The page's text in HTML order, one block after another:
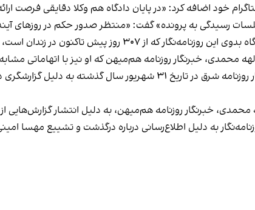
خود اضافه کرد: «در پایان دادگاه هم وکلا دقایقی فرصت
جلسات رسیدگی به پرونده» گفت: «منتظر صدور حکم در روزهای
پیش تاکنون در زندان است، حدود دو ماه پیش و اوایل خرداد ماه برگزار شد.
محمدی،‌ خبرنگار روزنامه هم‌میهن که او نیز با اتهاماتی
نیلوفر حامدی، خبرنگار روزنامه شرق در تاریخ ۳۱
خبرنگار روزنامه هم‌میهن، به دلیل انتشار
به دلیل اطلاع‌رسانی درباره درگذشت و تشییع مهسا